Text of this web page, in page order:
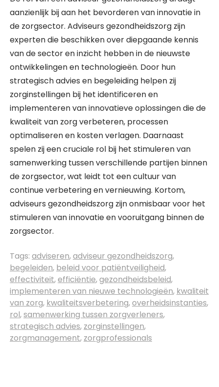
aanzienlijk bij aan het bevorderen van innovatie in
de zorgsector. Adviseurs gezondheidszorg zijn
experten die beschikken over diepgaande kennis
van de sector en inzicht hebben in de nieuwste
ontwikkelingen en technologieën. Door hun
strategisch advies en begeleiding helpen zij
zorginstellingen bij het identificeren en
implementeren van innovatieve oplossingen die de
kwaliteit van zorg verbeteren, processen
optimaliseren en kosten verlagen. Daarnaast
spelen zij een cruciale rol bij het stimuleren van
samenwerking tussen verschillende partijen binnen
de zorgsector, wat leidt tot een cultuur van
continue verbetering en vernieuwing. Kortom,
adviseurs gezondheidszorg zijn onmisbaar voor het
stimuleren van innovatie en vooruitgang binnen de
zorgsector.
Tags: adviseren,adviseur gezondheidszorg,
begeleiden, beleid voor patiëntveiligheid,
effectiviteit,efficiëntie,gezondheidsbeleid,
implementeren van nieuwe technologieën, kwaliteit
van zorg, kwaliteitsverbetering,overheidsinstanties,
rol,samenwerking tussen zorgverleners,
strategisch advies, zorginstellingen,
zorgmanagement, zorgprofessionals